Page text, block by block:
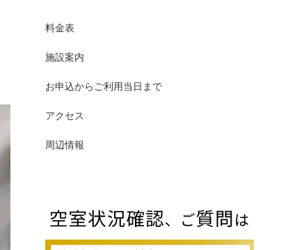
料金表
施設案内
お申込からご利用当日まで
アクセス
周辺情報